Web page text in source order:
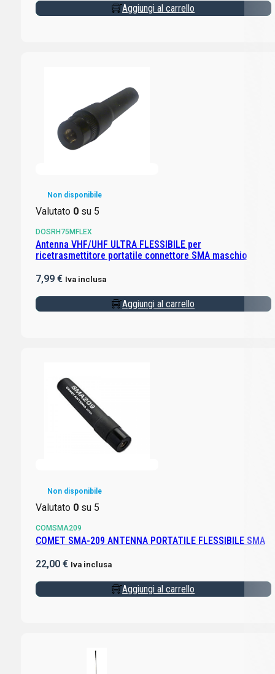
Aggiungi al carrello
Non disponibile
Valutato 0su 5
DOSRH75MFLEX
Antenna VHF/UHF ULTRA FLESSIBILE per
ricetrasmettitore portatile connettore SMA maschio
7,99 € Iva inclusa
Aggiungi al carrello
Non disponibile
Valutato 0su 5
COMSMA209
COMET SMA-209 ANTENNA PORTATILE FLESSIBILE SMA
22,00 € Iva inclusa
Aggiungi al carrello